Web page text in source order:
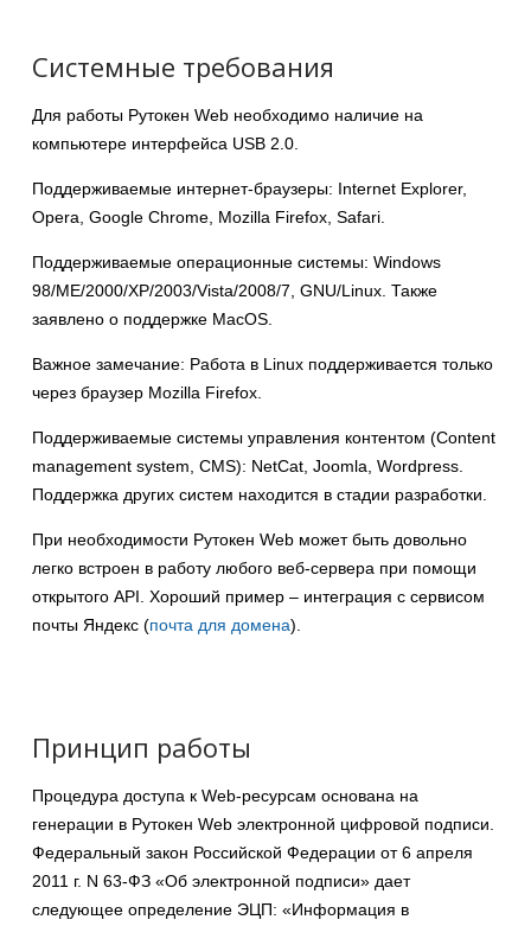
Системные требования
Для работы Рутокен Web необходимо наличие на
компьютере интерфейса USB 2.0.
Поддерживаемые интернет-браузеры: Internet Explorer,
Opera, Google Chrome, Mozilla Firefox, Safari.
Поддерживаемые операционные системы: Windows
98/ME/2000/XP/2003/Vista/2008/7, GNU/Linux. Также
заявлено о поддержке MacOS.
Важное замечание: Работа в Linux поддерживается только
через браузер Mozilla Firefox.
Поддерживаемые системы управления контентом (Content
management system, CMS): NetCat, Joomla, Wordpress.
Поддержка других систем находится в стадии разработки.
При необходимости Рутокен Web может быть довольно
легко встроен в работу любого веб-сервера при помощи
открытого API. Хороший пример – интеграция с сервисом
почты Яндекс (почта для домена).
Принцип работы
Процедура доступа к Web-ресурсам основана на
генерации в Рутокен Web электронной цифровой подписи.
Федеральный закон Российской Федерации от 6 апреля
2011 г. N 63-ФЗ «Об электронной подписи» дает
следующее определение ЭЦП: «Информация в